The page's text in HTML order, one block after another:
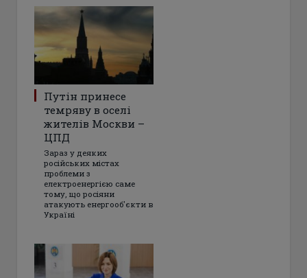
Путін принесе
темряву в оселі
жителів Москви –
ЦПД
Зараз у деяких
російських містах
проблеми з
електроенергією саме
тому, що росіяни
атакують енергооб'єкти в
Україні